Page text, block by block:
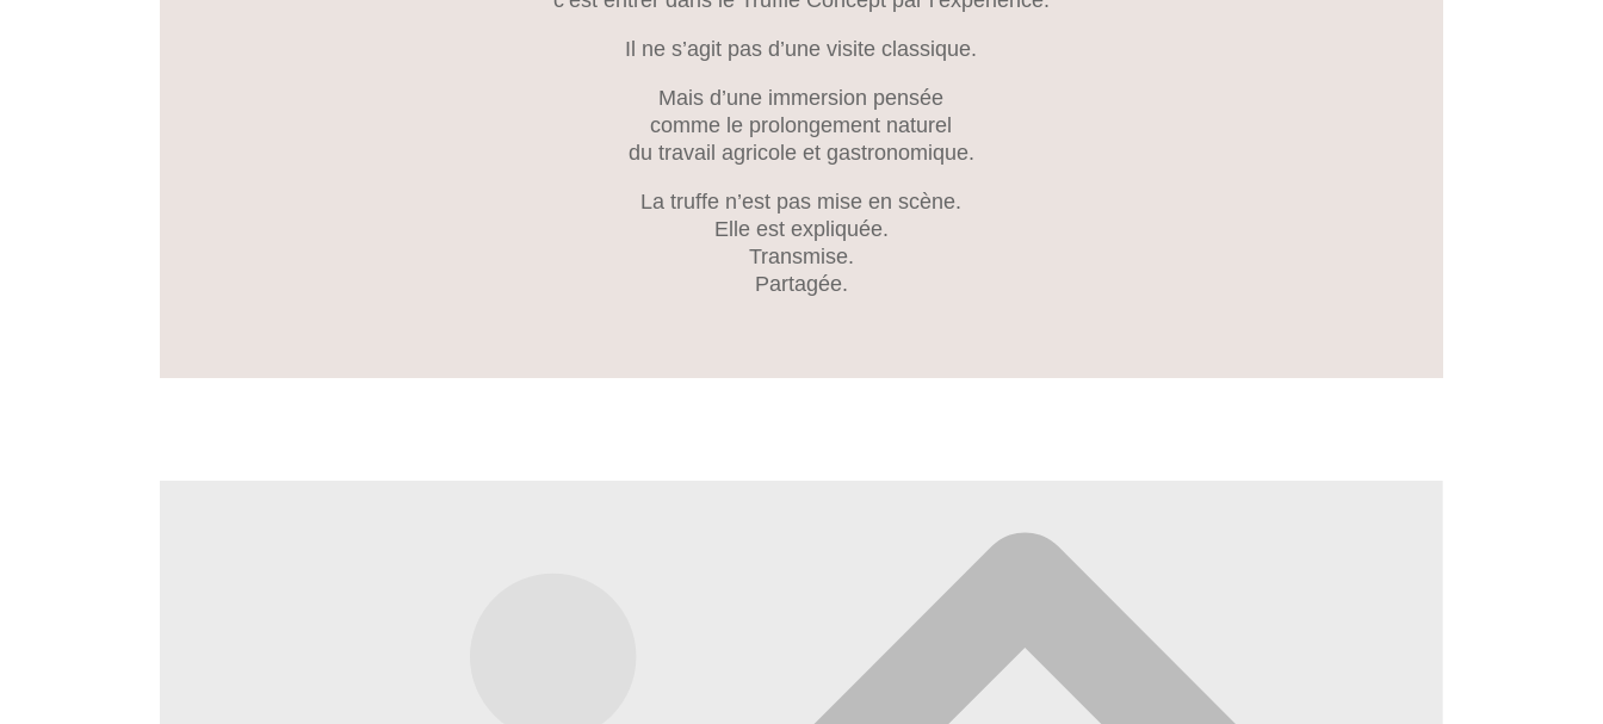
Il ne s’agit pas d’une visite classique.
Mais d’une immersion pensée
comme le prolongement naturel
du travail agricole et gastronomique.
La truffe n’est pas mise en scène.
Elle est expliquée.
Transmise.
Partagée.